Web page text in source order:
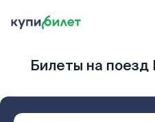
Билеты на